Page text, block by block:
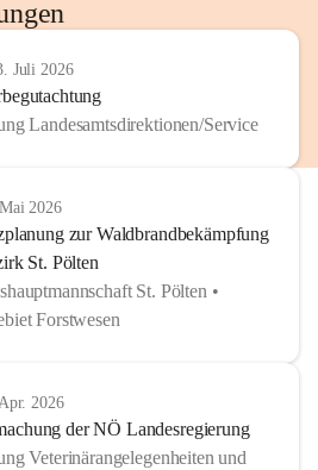
Juli 2026
Landesamtsdirektionen/Service
2026
zur Waldbrandbekämpfung
St. Pölten
St. Pölten •
Forstwesen
2026
der NÖ Landesregierung
Veterinärangelegenheiten und